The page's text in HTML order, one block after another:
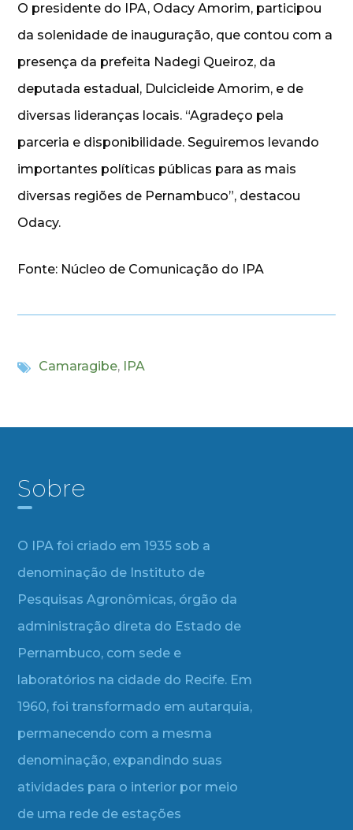
O presidente do IPA, Odacy Amorim, participou
da solenidade de inauguração, que contou com a
presença da prefeita Nadegi Queiroz, da
deputada estadual, Dulcicleide Amorim, e de
diversas lideranças locais. “Agradeço pela
parceria e disponibilidade. Seguiremos levando
importantes políticas públicas para as mais
diversas regiões de Pernambuco”, destacou
Odacy.
Fonte: Núcleo de Comunicação do IPA
Camaragibe, IPA
Sobre
O IPA foi criado em 1935 sob a
denominação de Instituto de
Pesquisas Agronômicas, órgão da
administração direta do Estado de
Pernambuco, com sede e
laboratórios na cidade do Recife. Em
1960, foi transformado em autarquia,
permanecendo com a mesma
denominação, expandindo suas
atividades para o interior por meio
de uma rede de estações